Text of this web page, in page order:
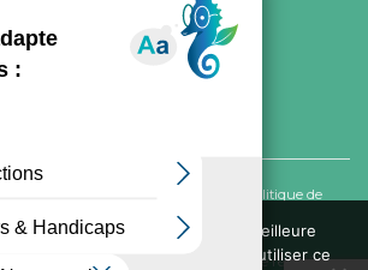
Politique de
et développement de ce site réalisés par
cookies pour vous garantir la meilleure
site web. Si vous continuez à utiliser ce